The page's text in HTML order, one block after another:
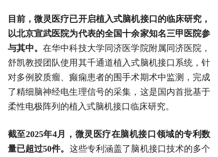
目前，微灵医疗已开启植入式脑机接口的临床研究，
以北京宣武医院为代表的全国十余家知名三甲医院参
与其中。在华中科技大学同济医学院附属同济医院，
舒凯教授团队使用其千通道植入式脑机接口系统，针
对多例胶质瘤、癫痫患者的围手术期术中监测，完成
了精细脑神经电生理信号的采集，这是国内首批基于
柔性电极阵列的植入式脑机接口临床研究。
截至2025年4月，微灵医疗在脑机接口领域的专利数
量已超过50件。 这些专利涵盖了脑机接口技术的多个